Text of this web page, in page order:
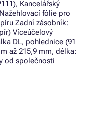
Kancelářský
fólie pro
Zadní zásobník:
Víceúčelový
DL, pohlednice (91
až 215,9 mm, délka:
od společnosti